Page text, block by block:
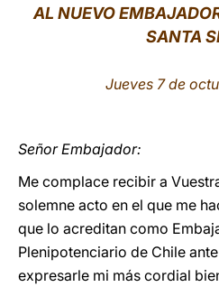
AL NUEVO
SANTA
Jueves 7 de
Señor Embajador:
Me complace recibir a
solemne acto en el que me
que lo acreditan como
Plenipotenciario de Chile
expresarle mi más cordial